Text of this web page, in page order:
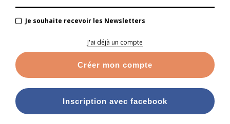
Je souhaite recevoir les Newsletters
J'ai déjà un compte
Créer mon compte
Inscription avec facebook